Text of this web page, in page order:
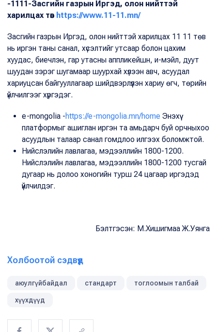
-1111-Засгийн газрын Иргэд, олон нийттэй
харилцах төв https://www.11-11.mn/
Засгийн газрын Иргэд, олон нийттэй харилцах 11 11 төв
нь иргэн таны санал, хүсэлтийг утсаар болон цахим
хуудас, биечлэн, гар утасны аппликейшн, и-мэйл, дуут
шуудан зэрэг шугамаар шуурхай хүлээн авч, асуудал
хариуцсан байгууллагаар шийдвэрлүүлэн хариу өгч, төрийн
үйлчилгээг хүргэдэг.
e-mongolia -https://e-mongolia.mn/home Энэхүү
платформыг ашиглан иргэн та амьдарч буй орчныхоо
асуудлын талаар санал гомдлоо илгээх боломжтой.
Нийслэлийн лавлагаа, мэдээллийн 1800-1200.
Нийслэлийн лавлагаа, мэдээллийн 1800-1200 тусгай
дугаар нь долоо хоногийн турш 24 цагаар иргэдэд
үйлчилдэг.
Бэлтгэсэн: М.Хишигмаа Ж.Уянга
Холбоотой сэдвүүд
аюулгүйбайдал стандарт тоглоомын талбай
хүүхдүүд